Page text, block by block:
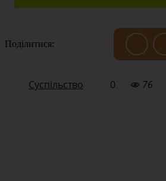
Поділитися:
Суспільство 0 76